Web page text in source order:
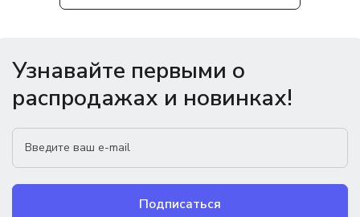
Узнавайте первыми о
распродажах и новинках!
Подписаться